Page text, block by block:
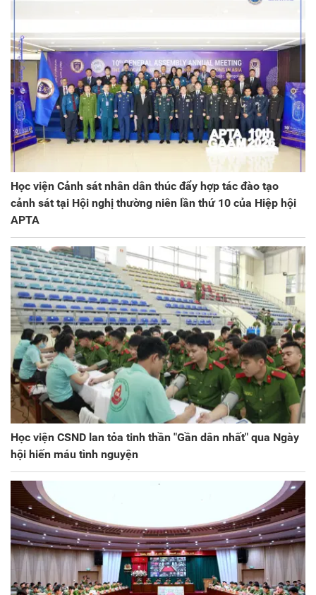
Học viện Cảnh sát nhân dân thúc đẩy hợp tác đào tạo
cảnh sát tại Hội nghị thường niên lần thứ 10 của Hiệp hội
APTA
Học viện CSND lan tỏa tinh thần "Gần dân nhất" qua Ngày
hội hiến máu tình nguyện